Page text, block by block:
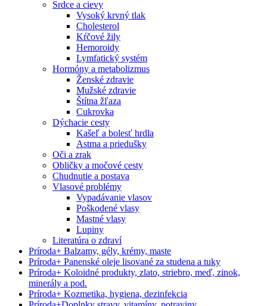
Srdce a cievy
Vysoký krvný tlak
Cholesterol
Kŕčové žily
Hemoroidy
Lymfatický systém
Hormóny a metabolizmus
Ženské zdravie
Mužské zdravie
Štítna žľaza
Cukrovka
Dýchacie cesty
Kašeľ a bolesť hrdla
Astma a priedušky
Oči a zrak
Obličky a močové cesty
Chudnutie a postava
Vlasové problémy
Vypadávanie vlasov
Poškodené vlasy
Mastné vlasy
Lupiny
Literatúra o zdraví
Príroda+ Balzamy, gély, krémy, maste
Príroda+ Panenské oleje lisované za studena a tuky
Príroda+ Koloidné produkty, zlato, striebro, meď, zinok,
minerály a pod.
Príroda+ Kozmetika, hygiena, dezinfekcia